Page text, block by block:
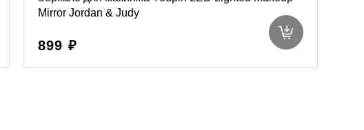
Mirror Jordan & Judy
899 ₽